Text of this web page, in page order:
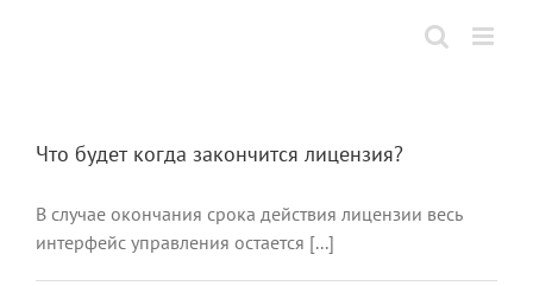
Что будет когда закончится лицензия?
В случае окончания срока действия лицензии весь
интерфейс управления остается [...]